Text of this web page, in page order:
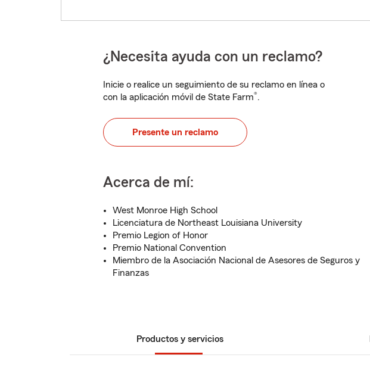
¿Necesita ayuda con un reclamo?
Inicie o realice un seguimiento de su reclamo en línea o
con la aplicación móvil de State Farm®.
Presente un reclamo
Acerca de mí:
West Monroe High School
Licenciatura de Northeast Louisiana University
Premio Legion of Honor
Premio National Convention
Miembro de la Asociación Nacional de Asesores de Seguros y
Finanzas
Productos y servicios